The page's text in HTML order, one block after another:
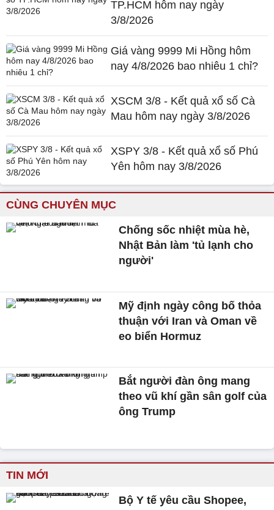
TP.HCM hôm nay ngày
3/8/2026
Giá vàng 9999 Mi Hồng hôm
nay 4/8/2026 bao nhiêu 1 chỉ?
XSCM 3/8 - Kết quả xổ số Cà
Mau hôm nay ngày 3/8/2026
XSPY 3/8 - Kết quả xổ số Phú
Yên hôm nay 3/8/2026
CÙNG CHUYÊN MỤC
Chống sốc nhiệt mùa hè,
Nhật Bản làm 'tủ lạnh cho
người'
Mỹ định ngày công bố thỏa
thuận với Iran và Oman về
eo biển Hormuz
Bắt người đàn ông mang
theo vũ khí gần sân golf của
ông Trump
TIN MỚI
Bộ Y tế yêu cầu Shopee,